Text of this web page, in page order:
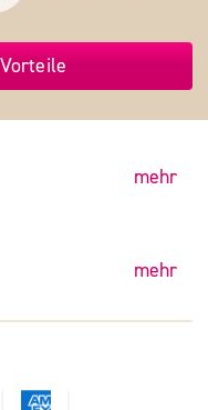
mehr
mehr